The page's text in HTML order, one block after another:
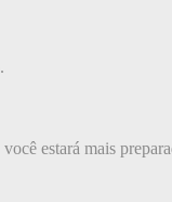
você estará mais